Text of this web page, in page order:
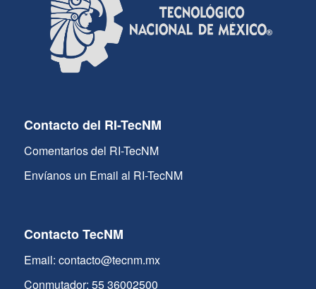
Contacto del RI-TecNM
Comentarios del RI-TecNM
Envíanos un Email al RI-TecNM
Contacto TecNM
Email: contacto@tecnm.mx
Conmutador: 55 36002500